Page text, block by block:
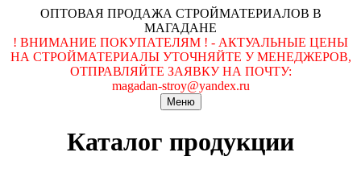
ОПТОВАЯ ПРОДАЖА СТРОЙМАТЕРИАЛОВ В
МАГАДАНЕ
! ВНИМАНИЕ ПОКУПАТЕЛЯМ ! - АКТУАЛЬНЫЕ ЦЕНЫ
НА СТРОЙМАТЕРИАЛЫ УТОЧНЯЙТЕ У МЕНЕДЖЕРОВ,
ОТПРАВЛЯЙТЕ ЗАЯВКУ НА ПОЧТУ:
magadan-stroy@yandex.ru
Меню
Каталог продукции